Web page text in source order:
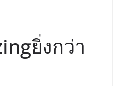
ยิ่งกว่า